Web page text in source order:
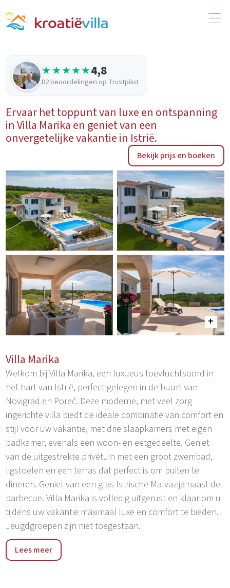
★★★★★4,8
82 beoordelingen op Trustpilot
Ervaar het toppunt van luxe en ontspanning
in Villa Marika en geniet van een
onvergetelijke vakantie in Istrië.
Bekijk prijs en boeken
Villa Marika
Welkom bij Villa Marika, een luxueus toevluchtsoord in
het hart van Istrië, perfect gelegen in de buurt van
Novigrad en Poreč. Deze moderne, met veel zorg
ingerichte villa biedt de ideale combinatie van comfort en
stijl voor uw vakantie, met drie slaapkamers met eigen
badkamer, evenals een woon- en eetgedeelte. Geniet
van de uitgestrekte privétuin met een groot zwembad,
ligstoelen en een terras dat perfect is om buiten te
dineren. Geniet van een glas Istrische Malvazija naast de
barbecue. Villa Marika is volledig uitgerust en klaar om u
tijdens uw vakantie maximaal luxe en comfort te bieden.
Jeugdgroepen zijn niet toegestaan.
Verken de prachtige omgeving met de fietsen van de
villa, ideaal voor wijnroutes en schilderachtige tochten
Lees meer